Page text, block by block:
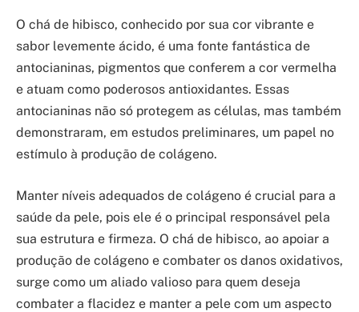
O chá de hibisco, conhecido por sua cor vibrante e
sabor levemente ácido, é uma fonte fantástica de
antocianinas, pigmentos que conferem a cor vermelha
e atuam como poderosos antioxidantes. Essas
antocianinas não só protegem as células, mas também
demonstraram, em estudos preliminares, um papel no
estímulo à produção de colágeno.
Manter níveis adequados de colágeno é crucial para a
saúde da pele, pois ele é o principal responsável pela
sua estrutura e firmeza. O chá de hibisco, ao apoiar a
produção de colágeno e combater os danos oxidativos,
surge como um aliado valioso para quem deseja
combater a flacidez e manter a pele com um aspecto